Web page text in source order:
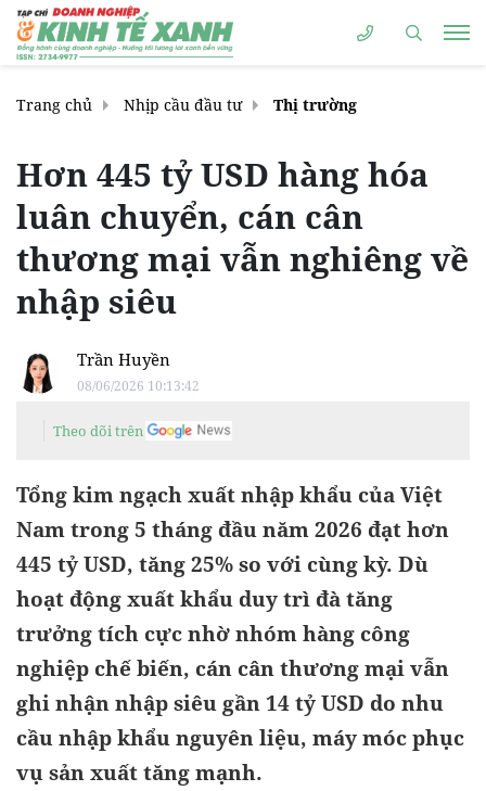
Trang chủ Nhịp cầu đầu tư Thị trường
Hơn 445 tỷ USD hàng hóa
luân chuyển, cán cân
thương mại vẫn nghiêng về
nhập siêu
Trần Huyền
08/06/2026 10:13:42
Theo dõi trên
Tổng kim ngạch xuất nhập khẩu của Việt
Nam trong 5 tháng đầu năm 2026 đạt hơn
445 tỷ USD, tăng 25% so với cùng kỳ. Dù
hoạt động xuất khẩu duy trì đà tăng
trưởng tích cực nhờ nhóm hàng công
nghiệp chế biến, cán cân thương mại vẫn
ghi nhận nhập siêu gần 14 tỷ USD do nhu
cầu nhập khẩu nguyên liệu, máy móc phục
vụ sản xuất tăng mạnh.